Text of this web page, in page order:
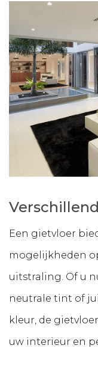
Een gietvloer
mogelijkheden
uitstraling. Of u
neutrale tint of
kleur, de
uw interieur en